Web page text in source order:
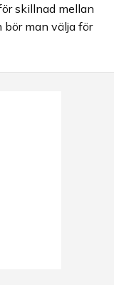
skillnad mellan
bör man välja för